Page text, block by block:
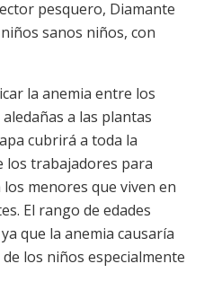
pesquero, Diamante
sanos niños, con
la anemia entre los
a las plantas
cubrirá a toda la
los trabajadores para
menores que viven en
El rango de edades
que la anemia causaría
los niños especialmente